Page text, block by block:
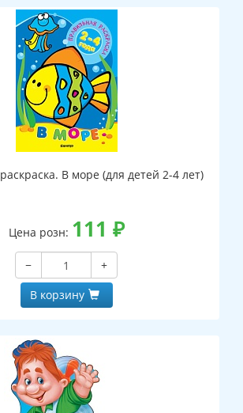
В море (для детей 2-4 лет)
Цена розн: 111 ₽
−
+
В корзину